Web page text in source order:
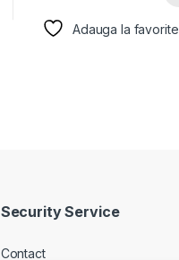
Adauga la favorite
Security Service
Contact